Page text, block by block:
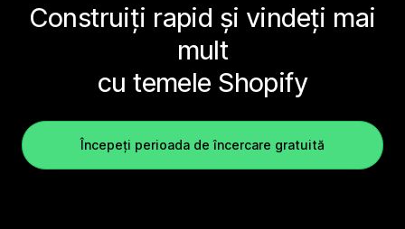
Construiți rapid și vindeți mai
mult
cu temele Shopify
Începeți perioada de încercare gratuită